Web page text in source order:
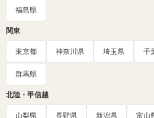
福島県
関東
東京都 神奈川県 埼玉県 千
群馬県
北陸・甲信越
山梨県 長野県 新潟県 富山